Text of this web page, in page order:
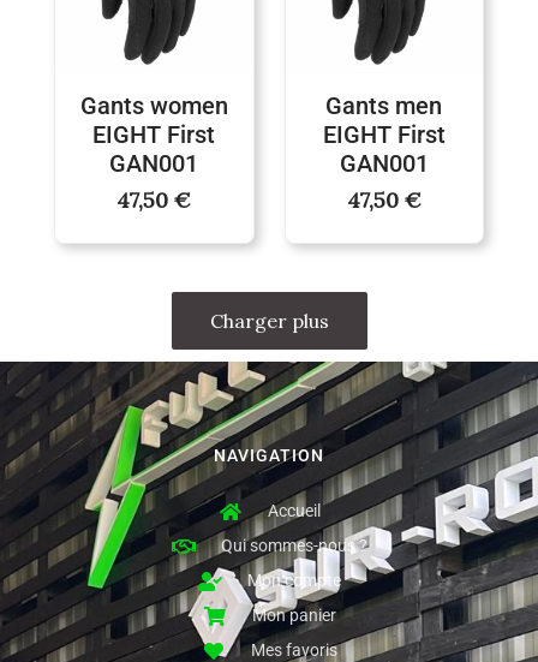
Gants women
EIGHT First
GAN001
47,50€
Gants men
EIGHT First
GAN001
47,50 €
Charger plus
NAVIGATION
Accueil
Qui sommes-nous ?
Mon compte
Mon panier
Mes favoris